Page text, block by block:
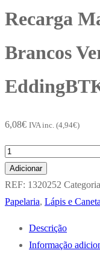
Recarga
Brancos
6,08€ IVA inc. (4,94€)
Quantidade
de
Recarga
Marcador
Brancos
Vermelho
Adicionar
REF: 1320252
Papelaria, Lápis e
Descrição
Informação